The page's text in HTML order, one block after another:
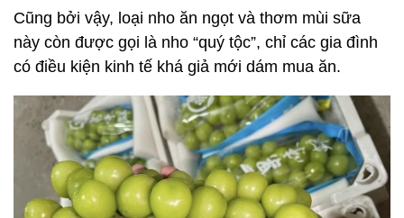
Cũng bởi vậy, loại nho ăn ngọt và thơm mùi sữa
này còn được gọi là nho “quý tộc”, chỉ các gia đình
có điều kiện kinh tế khá giả mới dám mua ăn.